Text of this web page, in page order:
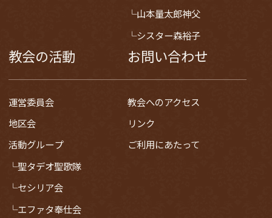
山本量太郎神父
シスター森裕子
教会の活動
運営委員会
地区会
活動グループ
聖タデオ聖歌隊
セシリア会
エファタ奉仕会
お問い合わせ
教会へのアクセス
リンク
ご利用にあたって